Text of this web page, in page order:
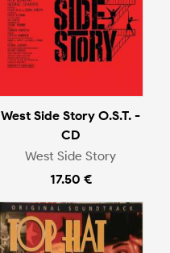
West Side Story O.S.T. -
CD
West Side Story
17.50 €